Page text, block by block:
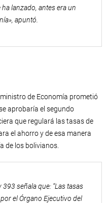
lanzado, antes era un
apuntó.
de Economía prometió
aprobaría el segundo
que regulará las tasas de
el ahorro y de esa manera
de los bolivianos.
señala que: “Las tasas
el Órgano Ejecutivo del